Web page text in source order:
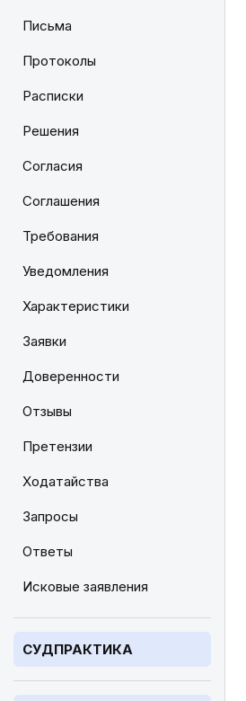
Письма
Протоколы
Расписки
Решения
Согласия
Соглашения
Требования
Уведомления
Характеристики
Заявки
Доверенности
Отзывы
Претензии
Ходатайства
Запросы
Ответы
Исковые заявления
СУДПРАКТИКА